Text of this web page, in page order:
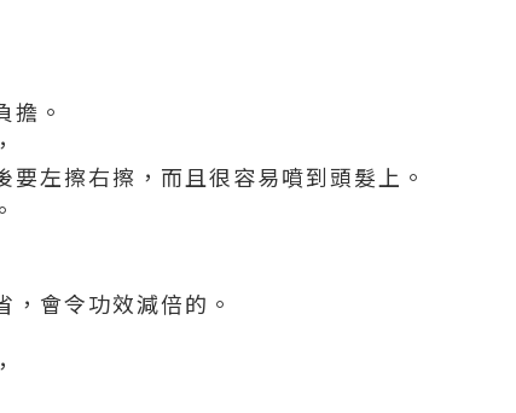
擔。
要左擦右擦，而且很容易噴到頭髮上。
，會令功效減倍的。